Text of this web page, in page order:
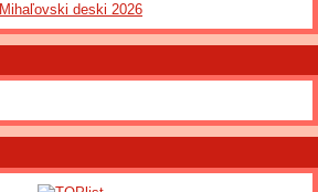
Mihaľovski deski 2026